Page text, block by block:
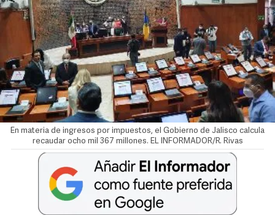
En materia de ingresos por impuestos, el Gobierno de Jalisco calcula
recaudar ocho mil 367 millones. EL INFORMADOR/R. Rivas